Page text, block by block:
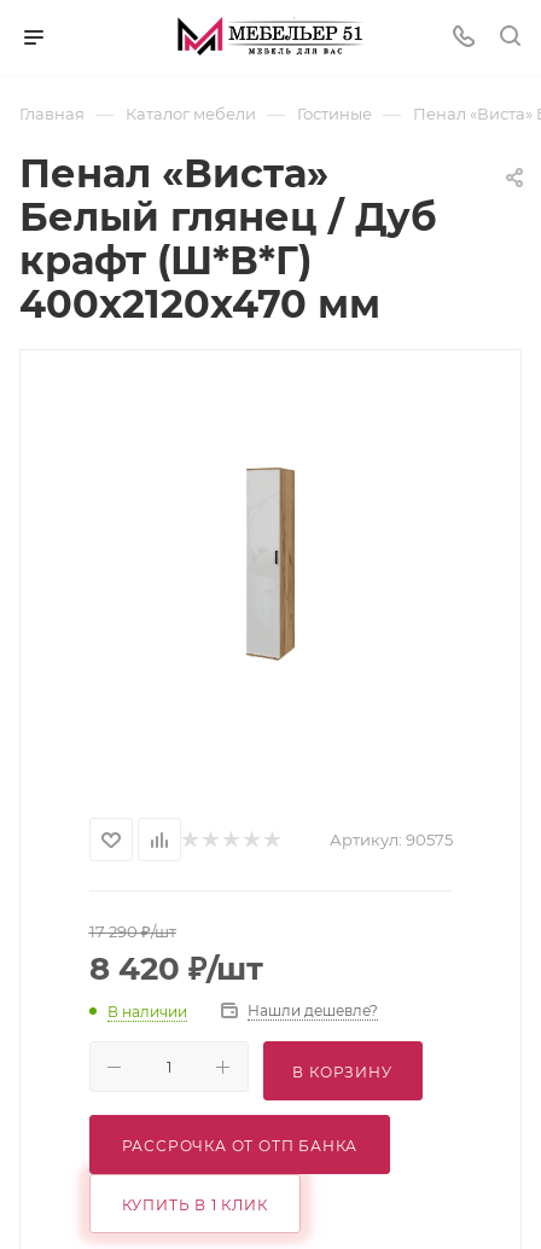
Главная — Каталог мебели — Гостиные — Пенал
Пенал «Виста»
Белый глянец / Дуб
крафт (Ш*В*Г)
400х2120х470 мм
Артикул: 90575
17 290₽/шт
8 420 ₽/шт
В наличии Нашли дешевле?
В КОРЗИНУ
РАССРОЧКА ОТ ОТП БАНКА
КУПИТЬ В 1 КЛИК